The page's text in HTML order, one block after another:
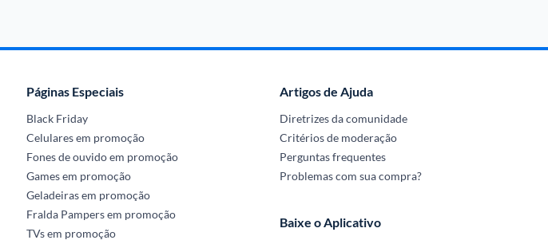
Páginas Especiais
Black Friday
Celulares em promoção
Fones de ouvido em promoção
Games em promoção
Geladeiras em promoção
Fralda Pampers em promoção
TVs em promoção
Artigos de Ajuda
Diretrizes da comunidade
Critérios de moderação
Perguntas frequentes
Problemas com sua compra?
Baixe o Aplicativo